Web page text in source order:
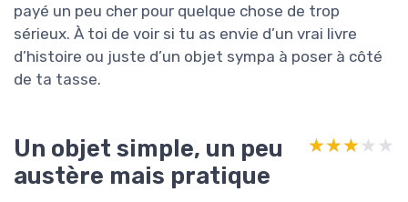
payé un peu cher pour quelque chose de trop
sérieux. À toi de voir si tu as envie d’un vrai livre
d’histoire ou juste d’un objet sympa à poser à côté
de ta tasse.
Un objet simple, un peu
austère mais pratique
★★★★★
★★★★★